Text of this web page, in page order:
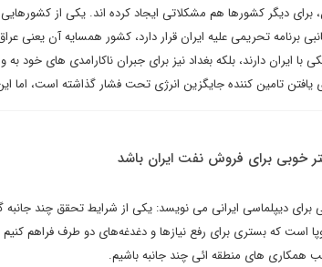
برای دیگر کشورها هم مشکلاتی ایجاد کرده اند. یکی از
تحریمی علیه ایران قرار دارد، کشور همسایه آن یعنی
با ایران دارند، بلکه بغداد نیز برای جبران ناکارامدی های خود به
یافتن تامین کننده جایگزین انرژی تحت فشار گذاشته است، اما
خوبی برای فروش نفت ایران باشد
دیپلماسی ایرانی می نویسد: یکی از شرایط تحقق چند جانبه
است که بستری برای رفع نیازها و دغدغه‌های دو طرف فراهم
همکاری های منطقه ائی چند جانبه باشیم.